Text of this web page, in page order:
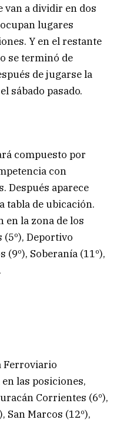
van a dividir en dos
lugares
Y en el restante
se terminó de
de jugarse la
sábado pasado.
compuesto por
con
Después aparece
tabla de ubicación.
en la zona de los
Deportivo
(9º), Soberanía (11º),
Ferroviario
las posiciones,
Corrientes (6º),
San Marcos (12º),